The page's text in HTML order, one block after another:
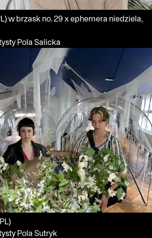
w brzask no. 29 x ephemera niedziela,
Pola Salicka
Pola Sutryk